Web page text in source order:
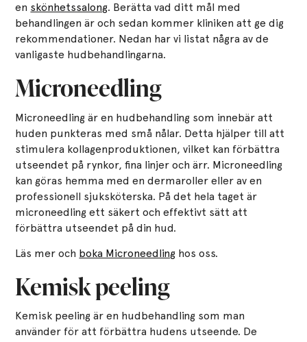
en skönhetssalong. Berätta vad ditt mål med
behandlingen är och sedan kommer kliniken att ge dig
rekommendationer. Nedan har vi listat några av de
vanligaste hudbehandlingarna.
Microneedling
Microneedling är en hudbehandling som innebär att
huden punkteras med små nålar. Detta hjälper till att
stimulera kollagenproduktionen, vilket kan förbättra
utseendet på rynkor, fina linjer och ärr. Microneedling
kan göras hemma med en dermaroller eller av en
professionell sjuksköterska. På det hela taget är
microneedling ett säkert och effektivt sätt att
förbättra utseendet på din hud.
Läs mer och boka Microneedling hos oss.
Kemisk peeling
Kemisk peeling är en hudbehandling som man
använder för att förbättra hudens utseende. De